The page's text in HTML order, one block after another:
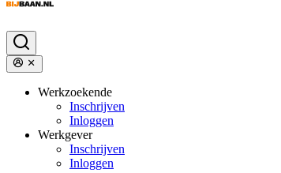
Werkzoekende
Inschrijven
Inloggen
Werkgever
Inschrijven
Inloggen